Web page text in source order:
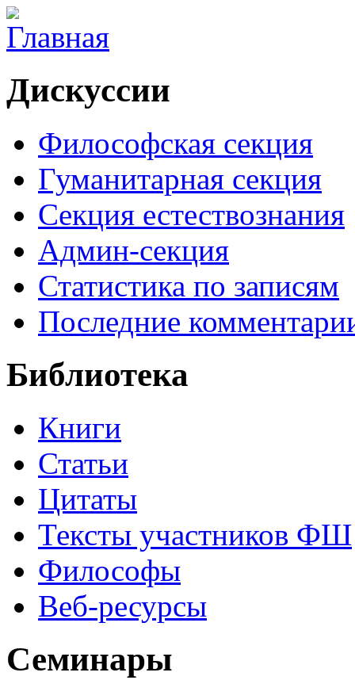
Дискуссии
Философская секция
Гуманитарная секция
Секция естествознания
Админ-секция
Статистика по записям
Последние
Библиотека
Книги
Статьи
Цитаты
Тексты участников ФШ
Философы
Веб-ресурсы
Семинары